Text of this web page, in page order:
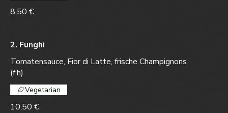
8,50 €
2. Funghi
Tomatensauce, Fior di Latte, frische Champignons
(f,h)
10,50 €
Vegetarian